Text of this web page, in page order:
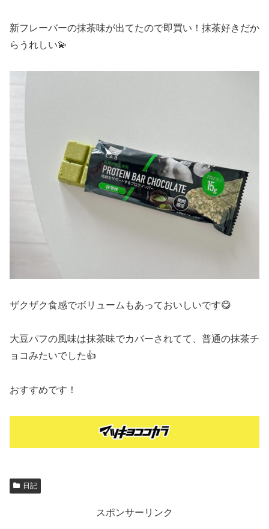
新フレーバーの抹茶味が出てたので即買い！抹茶好きだか
らうれしい💫
ザクザク食感でボリュームもあっておいしいです😋
大豆パフの風味は抹茶味でカバーされてて、普通の抹茶チ
ョコみたいでした👍
おすすめです！
日記
スポンサーリンク